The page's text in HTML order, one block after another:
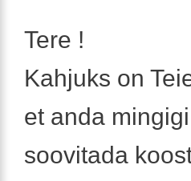
Tere !
Kahjuks on
et anda
soovitada